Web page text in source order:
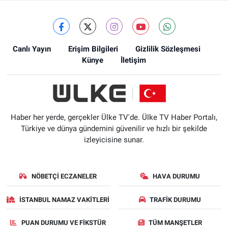
Canlı Yayın Erişim Bilgileri
Gizlilik Sözleşmesi
Künye
İletişim
Haber her yerde, gerçekler Ülke TV'de. Ülke TV Haber Portalı,
Türkiye ve dünya gündemini güvenilir ve hızlı bir şekilde
izleyicisine sunar.
NÖBETÇI ECZANELER HAVA DURUMU
İSTANBUL NAMAZ VAKITLERI TRAFIK DURUMU
PUAN DURUMU VE FIKSTÜR TÜM MANŞETLER